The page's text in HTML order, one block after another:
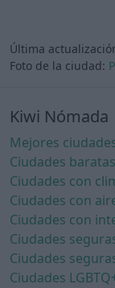
Última
Foto de la ciudad:
Kiwi Nómada
Mejores
Ciudades baratas
Ciudades con
Ciudades con
Ciudades con
Ciudades
Ciudades
Ciudades